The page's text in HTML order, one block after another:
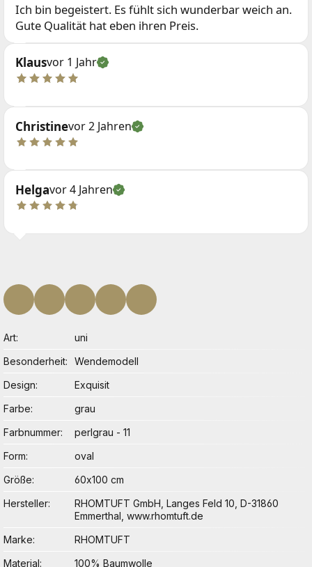
Ich bin begeistert. Es fühlt sich wunderbar weich an.
Gute Qualität hat eben ihren Preis.
Klausvor 1 Jahr
Christinevor 2 Jahren
Helgavor 4 Jahren
Art
uni
Besonderheit
Wendemodell
Design
Exquisit
Farbe
grau
Farbnummer
perlgrau - 11
Form
oval
Größe
60x100 cm
Hersteller
RHOMTUFT GmbH, Langes Feld 10, D-31860
Emmerthal, www.rhomtuft.de
Marke
RHOMTUFT
Material
100% Baumwolle